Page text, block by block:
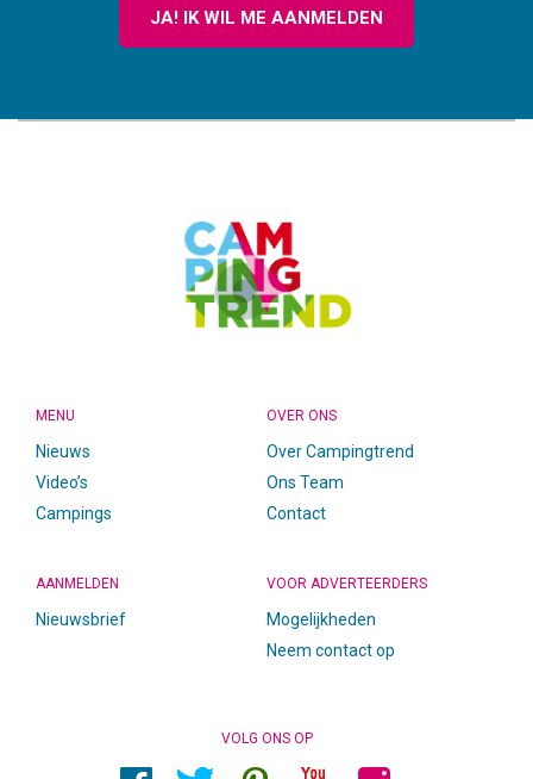
JA! IK WIL ME AANMELDEN
MENU
Nieuws
Video’s
Campings
OVER ONS
Over Campingtrend
Ons Team
Contact
AANMELDEN
Nieuwsbrief
VOOR ADVERTEERDERS
Mogelijkheden
Neem contact op
VOLG ONS OP